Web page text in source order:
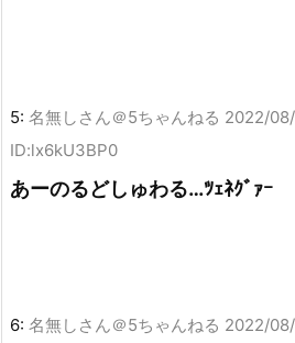
5: 名無しさん＠5ちゃんねる 2022/
ID:lx6kU3BP0
あーのるどしゅわる…ﾂｪﾈｸﾞｧｰ
6: 名無しさん＠5ちゃんねる 2022/